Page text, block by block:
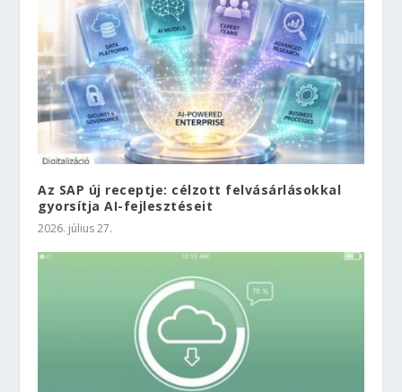
Az SAP új receptje: célzott felvásárlásokkal
gyorsítja AI-fejlesztéseit
2026. július 27.